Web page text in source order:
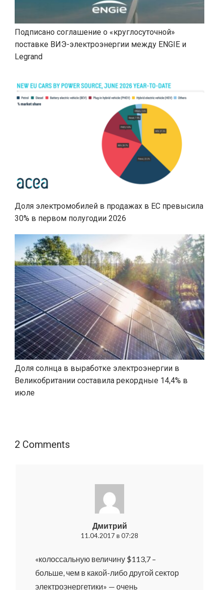
Подписано соглашение о «круглосуточной»
поставке ВИЭ-электроэнергии между ENGIE и
Legrand
Доля электромобилей в продажах в ЕС превысила
30% в первом полугодии 2026
Доля солнца в выработке электроэнергии в
Великобритании составила рекордные 14,4% в
июле
2 Comments
Дмитрий
11.04.2017 в 07:28
«колоссальную величину $113,7 –
больше, чем в какой-либо другой сектор
электроэнергетики» — очень